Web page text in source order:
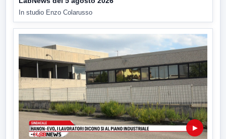
In studio Enzo Colarusso
▶